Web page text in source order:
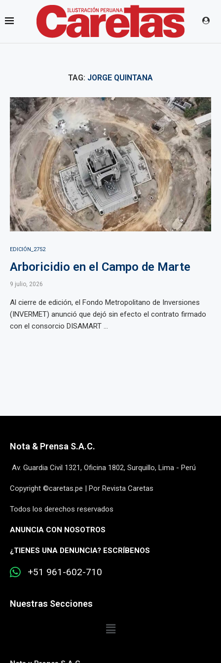
TAG: JORGE QUINTANA
EDICIÓN_2752
Arboricidio en el Campo de Marte
9 julio, 2026
Al cierre de edición, el Fondo Metropolitano de Inversiones
(INVERMET) anunció que dejó sin efecto el contrato firmado
con el consorcio DISAMART ...
Nota & Prensa S.A.C.
Av. Guardia Civil 1321, Oficina 1802, Surquillo, Lima - Perú
Copyright ©caretas.pe | Por Revista Caretas
Todos los derechos reservados
ANUNCIA CON NOSOTROS
¿TIENES UNA DENUNCIA? ESCRÍBENOS
+51 961-602-710
Nuestras Secciones